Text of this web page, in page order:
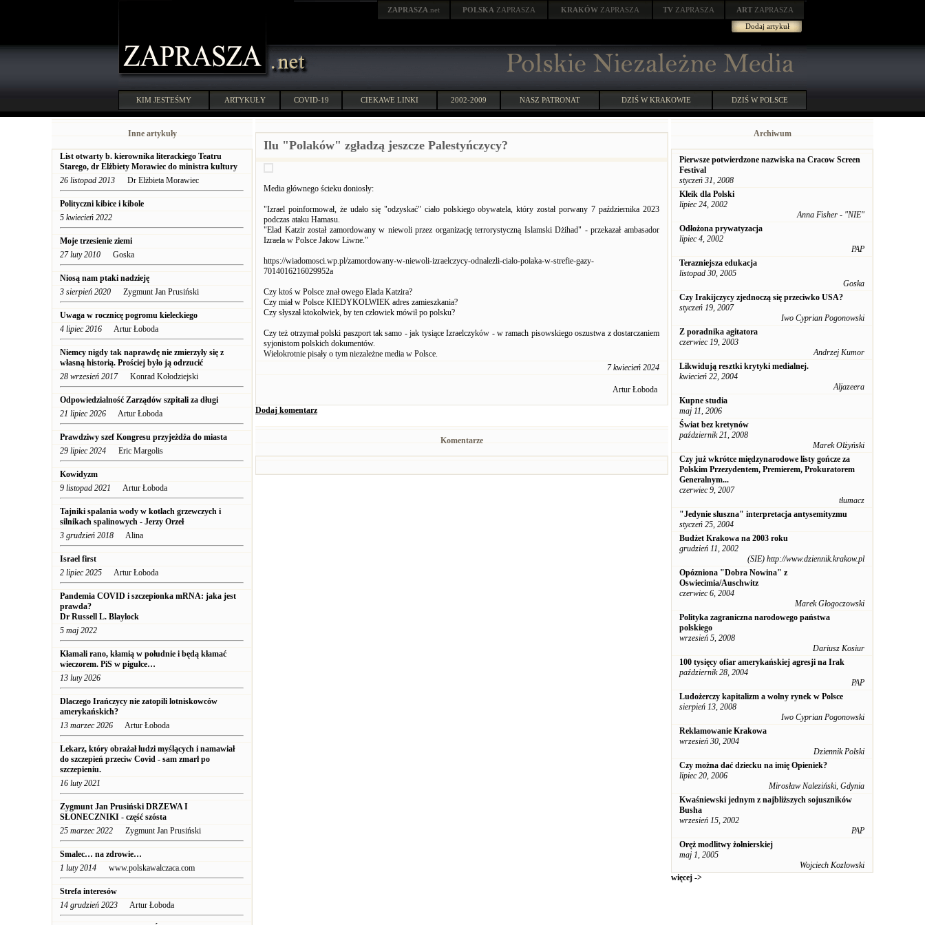
ZAPRASZA .net POLSKA ZAPRASZA KRAKÓW ZAPRASZA TV ZAPRASZA ART ZAPRASZA
Dodaj artykuł
KIM JESTEŚMY ARTYKUŁY COVID-19 CIEKAWE LINKI 2002-2009 NASZ PATRONAT DZIŚ W KRAKOWIE DZIŚ W POLSCE
Inne artykuły
List otwarty b. kierownika literackiego Teatru
Starego, dr Elżbiety Morawiec do ministra kultury
26 listopad 2013 Dr Elżbieta Morawiec
Polityczni kibice i kibole
5 kwiecień 2022
Moje trzesienie ziemi
27 luty 2010 Goska
Niosą nam ptaki nadzieję
3 sierpień 2020 Zygmunt Jan Prusiński
Uwaga w rocznicę pogromu kieleckiego
4 lipiec 2016 Artur Łoboda
Niemcy nigdy tak naprawdę nie zmierzyły się z
własną historią. Prościej było ją odrzucić
28 wrzesień 2017Konrad Kołodziejski
Odpowiedzialność Zarządów szpitali za długi
21 lipiec 2026 Artur Łoboda
Prawdziwy szef Kongresu przyjeżdża do miasta
29 lipiec 2024 Eric Margolis
Kowidyzm
9 listopad 2021 Artur Łoboda
Tajniki spalania wody w kotłach grzewczych i
silnikach spalinowych - Jerzy Orzeł
3 grudzień 2018 Alina
Israel first
2 lipiec 2025 Artur Łoboda
Pandemia COVID i szczepionka mRNA: jaka jest
prawda?
Dr Russell L. Blaylock
5 maj 2022
Kłamali rano, kłamią w południe i będą kłamać
wieczorem. PiS w pigułce…
13 luty 2026
Dlaczego Irańczycy nie zatopili lotniskowców
amerykańskich?
13 marzec 2026 Artur Łoboda
Lekarz, który obrażał ludzi myślących i namawiał
do szczepień przeciw Covid - sam zmarł po
szczepieniu.
16 luty 2021
Zygmunt Jan Prusiński DRZEWA I
SŁONECZNIKI - część szósta
25 marzec 2022 Zygmunt Jan Prusiński
Smalec… na zdrowie…
1 luty 2014 www.polskawalczaca.com
Strefa interesów
14 grudzień 2023 Artur Łoboda
Ilu "Polaków" zgładzą jeszcze Palestyńczycy?
Media głównego ścieku doniosły:
"Izrael poinformował, że udało się "odzyskać" ciało polskiego obywatela, który został porwany 7 października 2023
podczas ataku Hamasu.
"Elad Katzir został zamordowany w niewoli przez organizację terrorystyczną Islamski Dżihad" - przekazał ambasador
Izraela w Polsce Jakow Liwne."
https://wiadomosci.wp.pl/zamordowany-w-niewoli-izraelczycy-odnalezli-cialo-polaka-w-strefie-gazy-
7014016216029952a
Czy ktoś w Polsce znał owego Elada Katzira?
Czy miał w Polsce KIEDYKOLWIEK adres zamieszkania?
Czy słyszał ktokolwiek, by ten człowiek mówił po polsku?
Czy też otrzymał polski paszport tak samo - jak tysiące Izraelczyków - w ramach pisowskiego oszustwa z dostarczaniem
syjonistom polskich dokumentów.
Wielokrotnie pisały o tym niezależne media w Polsce.
7 kwiecień 2024
Artur Łoboda
Dodaj komentarz
Komentarze
Archiwum
Pierwsze potwierdzone nazwiska na Cracow Screen
Festival
styczeń 31, 2008
Kleik dla Polski
lipiec 24, 2002
Anna Fisher - "NIE"
Odłożona prywatyzacja
lipiec 4, 2002
PAP
Terazniejsza edukacja
listopad 30, 2005
Goska
Czy Irakijczycy zjednoczą się przeciwko USA?
styczeń 19, 2007
Iwo Cyprian Pogonowski
Z poradnika agitatora
czerwiec 19, 2003
Andrzej Kumor
Likwidują resztki krytyki medialnej.
kwiecień 22, 2004
Aljazeera
Kupne studia
maj 11, 2006
Świat bez kretynów
październik 21, 2008
Marek Olżyński
Czy już wkrótce międzynarodowe listy gończe za
Polskim Przezydentem, Premierem, Prokuratorem
Generalnym...
czerwiec 9, 2007
tłumacz
"Jedynie słuszna" interpretacja antysemityzmu
styczeń 25, 2004
Budżet Krakowa na 2003 roku
grudzień 11, 2002
(SIE) http://www.dziennik.krakow.pl
Opózniona "Dobra Nowina" z
Oswiecimia/Auschwitz
czerwiec 6, 2004
Marek Głogoczowski
Polityka zagraniczna narodowego państwa
polskiego
wrzesień 5, 2008
Dariusz Kosiur
100 tysięcy ofiar amerykańskiej agresji na Irak
październik 28, 2004
PAP
Ludożerczy kapitalizm a wolny rynek w Polsce
sierpień 13, 2008
Iwo Cyprian Pogonowski
Reklamowanie Krakowa
wrzesień 30, 2004
Dziennik Polski
Czy można dać dziecku na imię Opieniek?
lipiec 20, 2006
Mirosław Naleziński, Gdynia
Kwaśniewski jednym z najbliższych sojuszników
Busha
wrzesień 15, 2002
PAP
Oręż modlitwy żołnierskiej
maj 1, 2005
Wojciech Kozlowski
więcej ->